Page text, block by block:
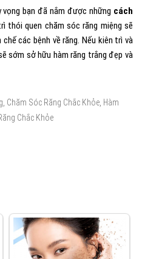
vọng bạn đã nắm được những cách
thói quen chăm sóc răng miệng sẽ
các bệnh về răng. Nếu kiên trì và
sớm sở hữu hàm răng trắng đẹp và
, Chăm Sóc Răng Chắc Khỏe, Hàm
Chắc Khỏe